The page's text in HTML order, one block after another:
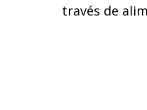
través de